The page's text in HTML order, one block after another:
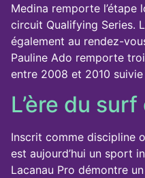
Medina remporte l’étape
circuit Qualifying Series.
également au rendez-
Pauline Ado remporte
entre 2008 et 2010 suivie
L’ère du
Inscrit comme discipline
est aujourd’hui un sport
Lacanau Pro démontre